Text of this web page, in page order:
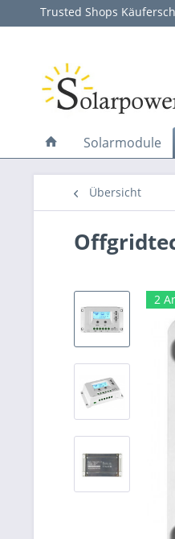
Trusted Shops
Solarmodule
Übersicht
2